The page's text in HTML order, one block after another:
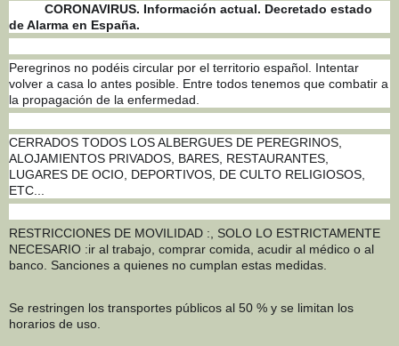
CORONAVIRUS. Información actual. Decretado estado
de Alarma en España.
Peregrinos no podéis circular por el territorio español. Intentar
volver a casa lo antes posible. Entre todos tenemos que combatir a
la propagación de la enfermedad.
CERRADOS TODOS LOS ALBERGUES DE PEREGRINOS,
ALOJAMIENTOS PRIVADOS, BARES, RESTAURANTES,
LUGARES DE OCIO, DEPORTIVOS, DE CULTO RELIGIOSOS,
ETC...
RESTRICCIONES DE MOVILIDAD :, SOLO LO ESTRICTAMENTE
NECESARIO :ir al trabajo, comprar comida, acudir al médico o al
banco. Sanciones a quienes no cumplan estas medidas.
Se restringen los transportes públicos al 50 % y se limitan los
horarios de uso.